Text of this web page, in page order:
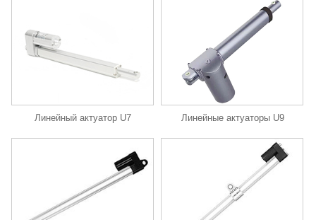
Линейный актуатор U7 Линейные актуаторы U9